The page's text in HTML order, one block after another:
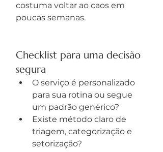
costuma voltar ao caos em
poucas semanas.
Checklist para uma decisão
segura
O serviço é personalizado
para sua rotina ou segue
um padrão genérico?
Existe método claro de
triagem, categorização e
setorização?